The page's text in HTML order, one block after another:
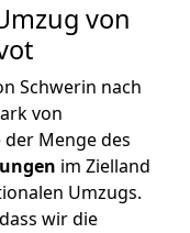
von
Schwerin nach
von
Menge des
im Zielland
Umzugs.
wir die